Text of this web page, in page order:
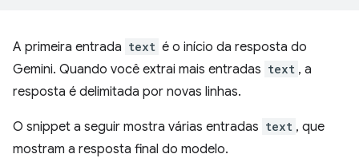
A primeira entrada text é o início da resposta do
Gemini. Quando você extrai mais entradas text , a
resposta é delimitada por novas linhas.
O snippet a seguir mostra várias entradas text , que
mostram a resposta final do modelo.